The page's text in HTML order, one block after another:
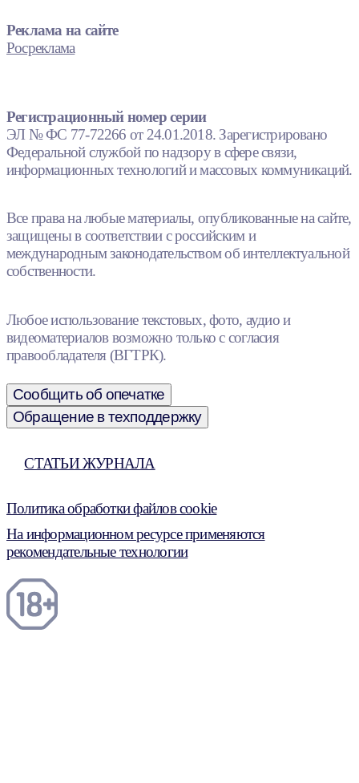
Реклама на сайте
Росреклама
Регистрационный номер серии
ЭЛ № ФС 77-72266 от 24.01.2018. Зарегистрировано
Федеральной службой по надзору в сфере связи,
информационных технологий и массовых коммуникаций.
Все права на любые материалы, опубликованные на сайте,
защищены в соответствии с российским и
международным законодательством об интеллектуальной
собственности.
Любое использование текстовых, фото, аудио и
видеоматериалов возможно только с согласия
правообладателя (ВГТРК).
Сообщить об опечатке
Обращение в техподдержку
СТАТЬИ ЖУРНАЛА
Политика обработки файлов cookie
На информационном ресурсе применяются
рекомендательные технологии